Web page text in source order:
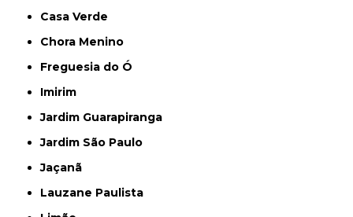
Casa Verde
Chora Menino
Freguesia do Ó
Imirim
Jardim Guarapiranga
Jardim São Paulo
Jaçanã
Lauzane Paulista